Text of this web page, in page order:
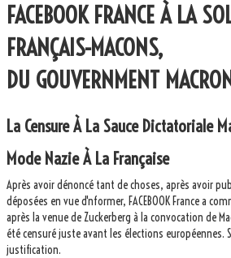
RussiaGate/MoscowGate : The Czech/Belgian
Freemasons
CSOB, The Czech Bank From KBC Group Financing
CAEN, CAPITALE DU NAZISME FRANCAIS et
NAZIS ANGLAIS
PLAINTE CONTRE Manuel VALLS et Stéphane
CONTRE L'HUMANITE
FACEBOOK FRANCE ​À LA
FRANÇAIS-MACONS,
​DU GOUVERNMENT
La Censure À La Sauce Dictatoriale
Mode Nazie À La Française
Après avoir dénoncé tant de choses, après avoir
déposées en vue d'nformer, FACEBOOK France a
après la venue de Zuckerberg à la convocation de
été censuré juste avant les élections européennes.
justification.